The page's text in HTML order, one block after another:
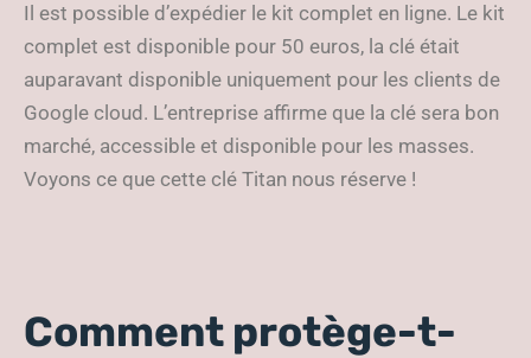
Il est possible d’expédier le kit complet en ligne. Le kit
complet est disponible pour 50 euros, la clé était
auparavant disponible uniquement pour les clients de
Google cloud. L’entreprise affirme que la clé sera bon
marché, accessible et disponible pour les masses.
Voyons ce que cette clé Titan nous réserve !
Comment protège-t-